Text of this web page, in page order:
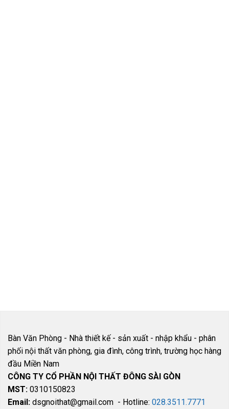
Bàn Văn Phòng - Nhà thiết kế - sản xuất - nhập khẩu - phân
phối nội thất văn phòng, gia đình, công trình, trường học hàng
đầu Miền Nam
CÔNG TY CỔ PHẦN NỘI THẤT ĐÔNG SÀI GÒN
MST: 0310150823
Email: dsgnoithat@gmail.com - Hotline: 028.3511.7771